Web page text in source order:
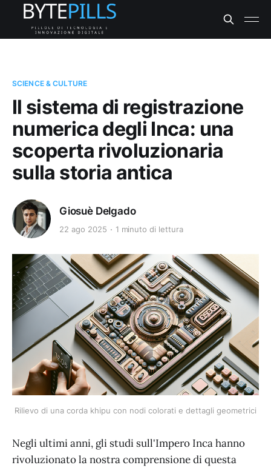
SCIENCE & CULTURE
Il sistema di registrazione
numerica degli Inca: una
scoperta rivoluzionaria
sulla storia antica
Giosuè Delgado
22 ago 2025 1 minuto di lettura
Rilievo di una corda khipu con nodi colorati e dettagli geometrici
Negli ultimi anni, gli studi sull'Impero Inca hanno
rivoluzionato la nostra comprensione di questa